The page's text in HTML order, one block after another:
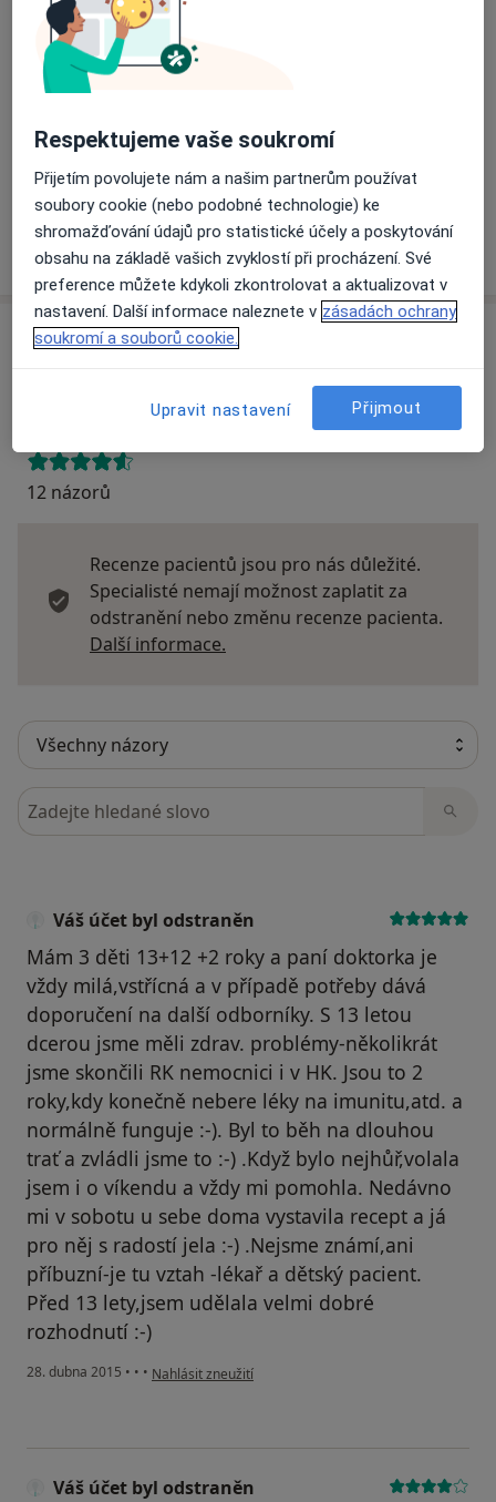
Dostupnost
Na této adrese online kalendář není aktivní
Co mám v takové situaci udělat?
Způsoby platby (soukromé návštěvy)
Detaily
Víceo adrese
Názory
Přidejte svůj názor
12 názorů
Recenze pacientů jsou pro nás důležité.
Specialisté nemají možnost zaplatit za
odstranění nebo změnu recenze pacienta.
Další informace.
Hledejte v názorech
Váš účet byl odstraněn
Mám 3 děti 13+12 +2 roky a paní doktorka je
vždy milá,vstřícná a v případě potřeby dává
doporučení na další odborníky. S 13 letou
dcerou jsme měli zdrav. problémy-několikrát
jsme skončili RK nemocnici i v HK. Jsou to 2
roky,kdy konečně nebere léky na imunitu,atd. a
normálně funguje :-). Byl to běh na dlouhou
trať a zvládli jsme to :-) .Když bylo nejhůř,volala
jsem i o víkendu a vždy mi pomohla. Nedávno
mi v sobotu u sebe doma vystavila recept a já
pro něj s radostí jela :-) .Nejsme známí,ani
příbuzní-je tu vztah -lékař a dětský pacient.
Před 13 lety,jsem udělala velmi dobré
rozhodnutí :-)
28. dubna 2015 • • • podle názoru uživatele Váš účet byl odstraněn
Nahlásit zneužití
Váš účet byl odstraněn
Respektujeme vaše soukromí
Přijetím povolujete nám a našim partnerům používat
soubory cookie (nebo podobné technologie) ke
shromažďování údajů pro statistické účely a poskytování
obsahu na základě vašich zvyklostí při procházení. Své
preference můžete kdykoli zkontrolovat a aktualizovat v
nastavení. Další informace naleznete v zásadách ochrany
soukromí a souborů cookie.
Upravit nastavení Přijmout